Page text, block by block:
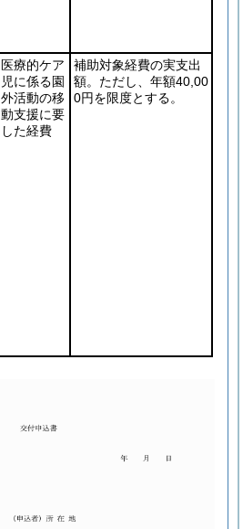
医療的ケア
児に係る園
外活動の移
動支援に要
した経費
補助対象経費の実支出
額。ただし、年額40,00
0円を限度とする。